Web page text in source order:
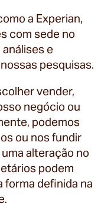
a Experian,
com sede no
e
pesquisas.
vender,
negócio ou
podemos
ou nos fundir
alteração no
podem
forma definida na